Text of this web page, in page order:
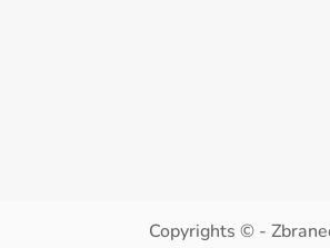
Copyrights © -